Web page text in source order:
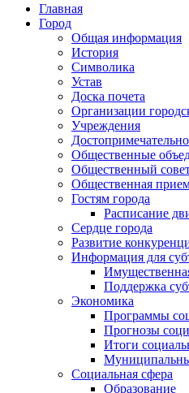
Главная
Город
Общая информация
История
Символика
Устав
Доска почета
Организации
Учреждения
Общественные
Общественный
Общественная
Гостям города
Расписание
Сердце города
Развитие
Информация для
Поддержка
Экономика
Программы
Прогнозы
Итоги
Социальная сфера
Образование